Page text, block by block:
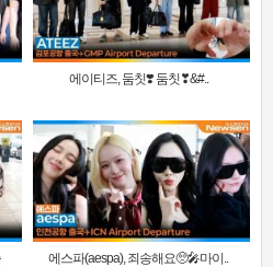
에이티즈, 둠칫❣️ 둠칫❣&#..
에스파(aespa), 죄송해요🥺🎤마이..